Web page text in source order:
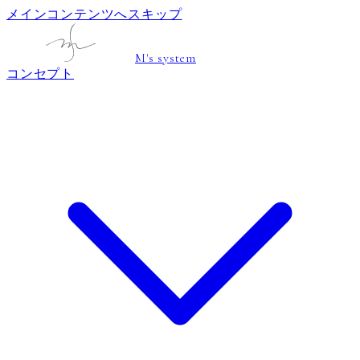
メインコンテンツへスキップ
M's system
コンセプト